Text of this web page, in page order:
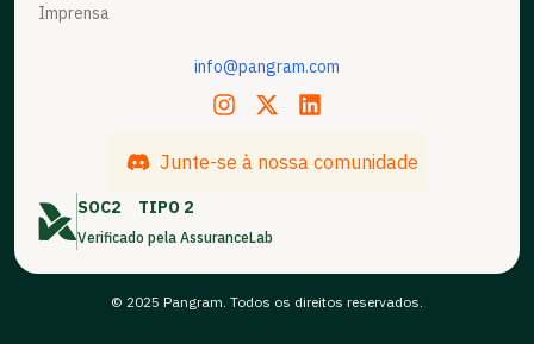
Imprensa
SOC2 TIPO 2
Verificado pela AssuranceLab
info@pangram.com
Junte-se à nossa comunidade
© 2025 Pangram. Todos os direitos reservados.